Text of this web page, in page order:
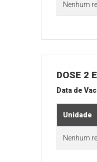
Nenhum
DOSE 2
Data de
Unidade
Nenhum